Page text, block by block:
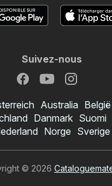
Suivez-nous
Australia België
Danmark Suomi
Norge Sverige
© 2026